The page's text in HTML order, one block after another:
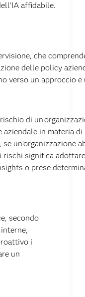
affidabile.
che
delle policy
verso un approccio e
di
in materia
se un'organizzazione
significa
o prese
secondo
i
un